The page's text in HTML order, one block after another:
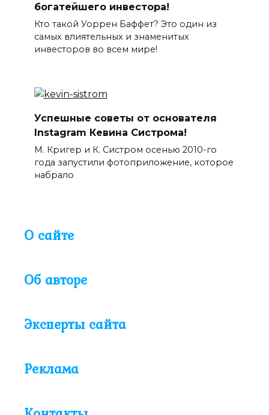
богатейшего инвестора!
Кто такой Уоррен Баффет? Это один из
самых влиятельных и знаменитых
инвесторов во всем мире!
Успешные советы от основателя
Instagram Кевина Систрома!
М. Кригер и К. Систром осенью 2010-го
года запустили фотоприложение, которое
набрало
О сайте
Об авторе
Эксперты сайта
Реклама